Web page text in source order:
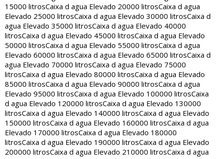
15000 litrosCaixa d agua Elevado 20000 litrosCaixa d agua
Elevado 25000 litrosCaixa d agua Elevado 30000 litrosCaixa d
agua Elevado 35000 litrosCaixa d agua Elevado 40000
litrosCaixa d agua Elevado 45000 litrosCaixa d agua Elevado
50000 litrosCaixa d agua Elevado 55000 litrosCaixa d agua
Elevado 60000 litrosCaixa d agua Elevado 65000 litrosCaixa d
agua Elevado 70000 litrosCaixa d agua Elevado 75000
litrosCaixa d agua Elevado 80000 litrosCaixa d agua Elevado
85000 litrosCaixa d agua Elevado 90000 litrosCaixa d agua
Elevado 95000 litrosCaixa d agua Elevado 100000 litrosCaixa
d agua Elevado 120000 litrosCaixa d agua Elevado 130000
litrosCaixa d agua Elevado 140000 litrosCaixa d agua Elevado
150000 litrosCaixa d agua Elevado 160000 litrosCaixa d agua
Elevado 170000 litrosCaixa d agua Elevado 180000
litrosCaixa d agua Elevado 190000 litrosCaixa d agua Elevado
200000 litrosCaixa d agua Elevado 210000 litrosCaixa d agua